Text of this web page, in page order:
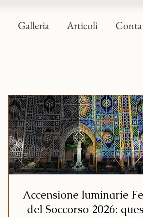
Galleria Articoli
Accensione luminarie
del Soccorso 2026: